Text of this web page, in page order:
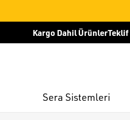
Kargo Dahil Ürünler
Sera Sistemleri